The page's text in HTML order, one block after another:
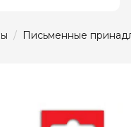
/ Письменные